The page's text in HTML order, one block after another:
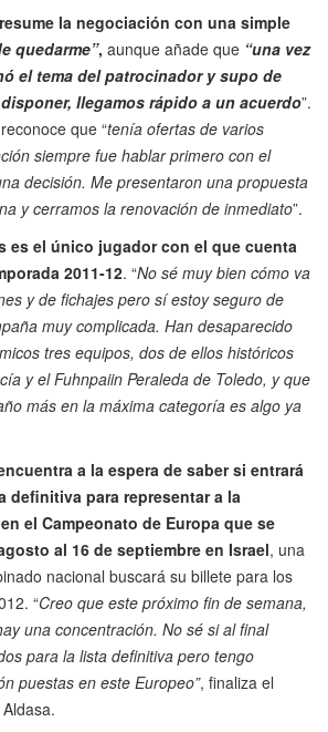
la negociación con una simple
quedarme”, aunque añade que “una vez
el tema del patrocinador y supo de
llegamos rápido a un acuerdo”.
que “tenía ofertas de varios
siempre fue hablar primero con el
decisión. Me presentaron una propuesta
y cerramos la renovación de inmediato”.
es el único jugador con el que cuenta
2011-12. “No sé muy bien cómo va
y de fichajes pero sí estoy seguro de
muy complicada. Han desaparecido
tres equipos, dos de ellos históricos
y el Fuhnpaiin Peraleda de Toledo, y que
más en la máxima categoría es algo ya
a la espera de saber si entrará
definitiva para representar a la
el Campeonato de Europa que se
al 16 de septiembre en Israel, una
nacional buscará su billete para los
“Creo que este próximo fin de semana,
una concentración. No sé si al final
para la lista definitiva pero tengo
puestas en este Europeo”, finaliza el